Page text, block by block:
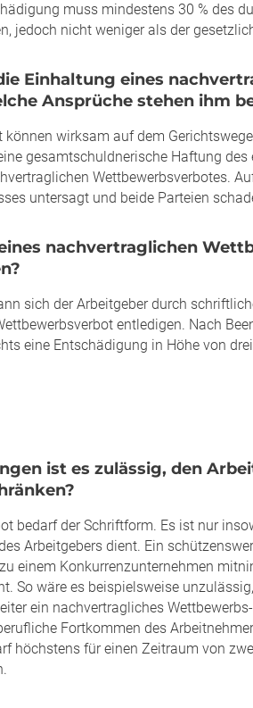
muss mindestens 30 % des
jedoch nicht weniger als der
Einhaltung eines
Ansprüche stehen ihm
können wirksam auf dem
gesamtschuldnerische Haftung
Wettbewerbsverbotes.
untersagt und beide Parteien
nachvertraglichen
sich der Arbeitgeber durch
entledigen. Nach
eine Entschädigung in Höhe von
ist es zulässig, den
bedarf der Schriftform. Es ist nur
Arbeitgebers dient. Ein
einem Konkurrenzunternehmen
So wäre es beispielsweise
ein nachvertragliches
Fortkommen des
höchstens für einen Zeitraum von